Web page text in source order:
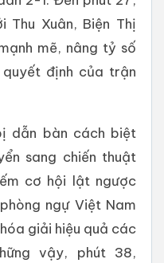
Xuân, Biện Thị
mẽ, nâng tỷ số
định của trận
dẫn bàn cách biệt
sang chiến thuật
cơ hội lật ngược
ngự Việt Nam
giải hiệu quả các
vậy, phút 38,